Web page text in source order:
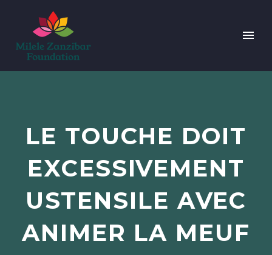
LE TOUCHE DOIT
EXCESSIVEMENT
USTENSILE AVEC
ANIMER LA MEUF